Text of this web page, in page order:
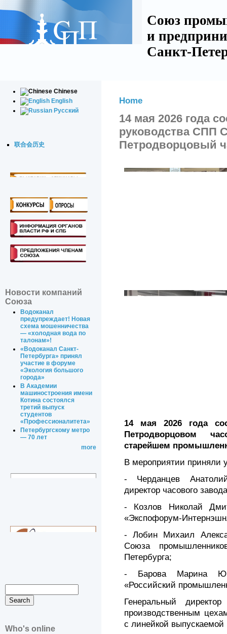
Союз
и
Санкт-
Chinese
English
Русский
联合会历史
Новости компаний
Союза
Водоканал
предупреждает! Новая
схема мошенничества
— «холодная вода по
талонам»!
«Водоканал Санкт-
Петербурга» принял
участие в форуме
«Экология большого
города»
В Академии
машиностроения имени
Котина состоялся
третий выпуск
студентов
«Профессионалитета»
Петербургскому метро
— 70 лет
more
Who's online
Home
14 мая 2026 года
руководства СПП
Петродворцовый
14 мая 2026 года
Петродворцовом
старейшем
В мероприятии приняли
- Черданцев
директор часового
- Козлов Николай
- Лобин Михаил
Союза
Петербурга;
- Барова Марина
«Российский
Генеральный
производственным
с линейкой выпускаемой